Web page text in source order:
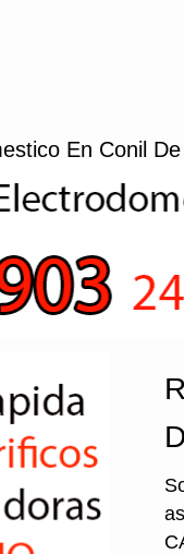
En Conil